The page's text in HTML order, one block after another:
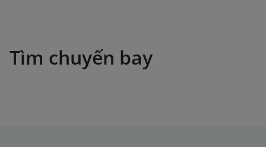
Tìm chuyến bay